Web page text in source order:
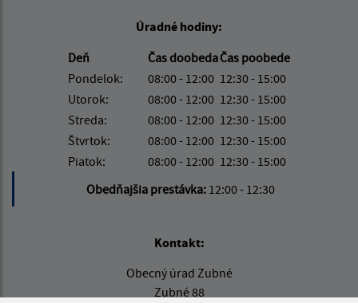
Úradné hodiny:
Deň
Čas doobedaČas poobede
Pondelok:
08:00 - 12:00 12:30 - 15:00
Utorok:
08:00 - 12:00 12:30 - 15:00
Streda:
08:00 - 12:00 12:30 - 15:00
Štvrtok:
08:00 - 12:00 12:30 - 15:00
Piatok:
08:00 - 12:00 12:30 - 15:00
Obedňajšia prestávka: 12:00 - 12:30
Kontakt:
Obecný úrad Zubné
Zubné 88